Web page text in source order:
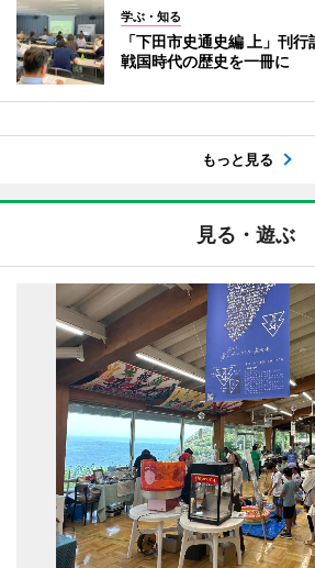
学ぶ・知る
「下田市史通史編 上」刊
戦国時代の歴史を一冊に
もっと見る
見る・遊ぶ